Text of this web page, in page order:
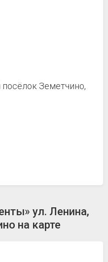
посёлок Земетчино,
ул. Ленина,
на карте